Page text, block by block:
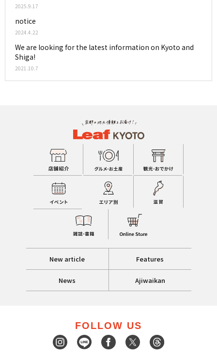
2025.9.17
notice
2024.4.22
We are looking for the latest information on Kyoto and
Shiga!
2021.10.7
New article Features
News Ajiwaikan
FOLLOW US